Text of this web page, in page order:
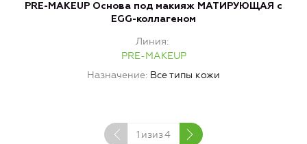
PRE-MAKEUP Основа под макияж МАТИРУЮЩАЯ с
EGG-коллагеном
Линия
PRE-MAKEUP
Назначение Все типы кожи
1 изиз4